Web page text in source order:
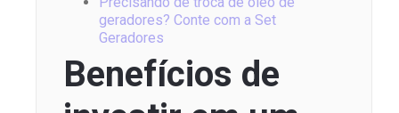
geradores? Conte com a Set
Geradores
Benefícios de